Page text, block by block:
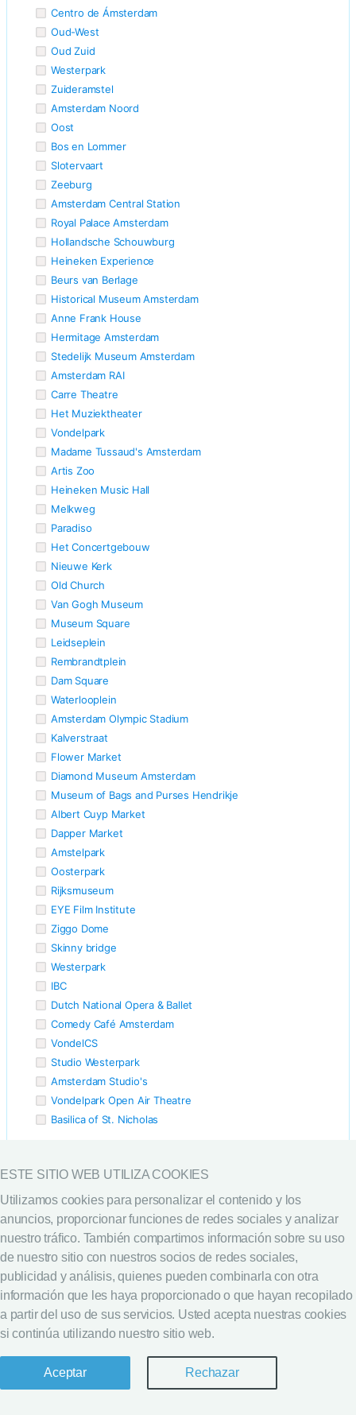
Centro de Ámsterdam
Oud-West
Oud Zuid
Westerpark
Zuideramstel
Amsterdam Noord
Oost
Bos en Lommer
Slotervaart
Zeeburg
Amsterdam Central Station
Royal Palace Amsterdam
Hollandsche Schouwburg
Heineken Experience
Beurs van Berlage
Historical Museum Amsterdam
Anne Frank House
Hermitage Amsterdam
Stedelijk Museum Amsterdam
Amsterdam RAI
Carre Theatre
Het Muziektheater
Vondelpark
Madame Tussaud's Amsterdam
Artis Zoo
Heineken Music Hall
Melkweg
Paradiso
Het Concertgebouw
Nieuwe Kerk
Old Church
Van Gogh Museum
Museum Square
Leidseplein
Rembrandtplein
Dam Square
Waterlooplein
Amsterdam Olympic Stadium
Kalverstraat
Flower Market
Diamond Museum Amsterdam
Museum of Bags and Purses Hendrikje
Albert Cuyp Market
Dapper Market
Amstelpark
Oosterpark
Rijksmuseum
EYE Film Institute
Ziggo Dome
Skinny bridge
Westerpark
IBC
Dutch National Opera & Ballet
Comedy Café Amsterdam
VondelCS
Studio Westerpark
Amsterdam Studio's
Vondelpark Open Air Theatre
Basilica of St. Nicholas
A&O Hotels & Hostels
Aeon Plaza Hotels
Amrath Hotels
Andaz
Apollo Hotels & Resorts
art'otel
Bastion Hotels
Best Western
Best Western Plus
Best Western Premier
Bilderberg
Campanile
ESTE SITIO WEB UTILIZA COOKIES
Utilizamos cookies para personalizar el contenido y los
anuncios, proporcionar funciones de redes sociales y analizar
nuestro tráfico. También compartimos información sobre su uso
de nuestro sitio con nuestros socios de redes sociales,
publicidad y análisis, quienes pueden combinarla con otra
información que les haya proporcionado o que hayan recopilado
a partir del uso de sus servicios. Usted acepta nuestras cookies
si continúa utilizando nuestro sitio web.
Aceptar Rechazar